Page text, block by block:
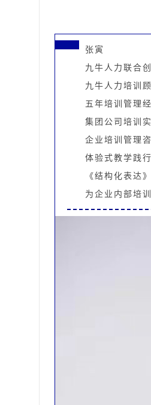
张寅
九牛人力联合
九牛人力培训
五年培训管理
集团公司培训
企业培训管理
体验式教学践
《结构化表达
为企业内部培